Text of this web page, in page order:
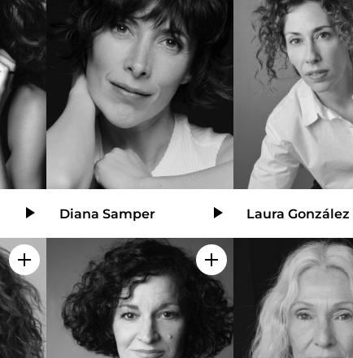
VideoDiana Samper VideoLaura
Añadir a mi selección Añadir a mi selección